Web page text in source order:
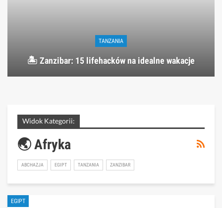
TANZANIA
🏝️ Zanzibar: 15 lifehacków na idealne wakacje
Widok Kategorii:
🌏 Afryka
ABCHAZJA EGIPT TANZANIA ZANZIBAR
EGIPT